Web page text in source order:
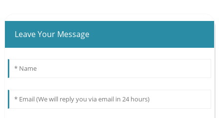
Leave Your Message